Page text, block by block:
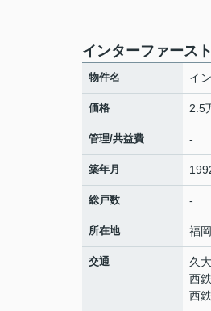
インターファース
物件名 イ
価格 2.5
管理/共益費 -
築年月
総戸数 -
所在地 福
交通 久
西
西